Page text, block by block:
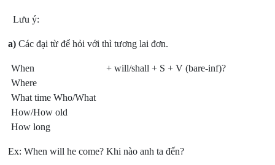
Lưu ý:
a) Các đại từ để hỏi với thì tương lai đơn.
When
+ will/shall + S + V (bare-inf)?
Where
What time Who/What
How/How old
How long
Ex: When will he come? Khi nào anh ta đến?